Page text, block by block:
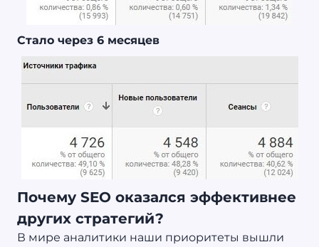
Стало через 6 месяцев
Почему SEO оказался эффективнее
других стратегий?
В мире аналитики наши приоритеты вышли